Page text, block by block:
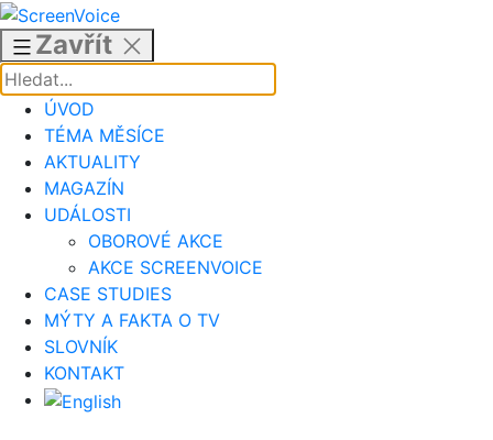
Přejít
obsahu
Zavřít
ÚVOD
TÉMA MĚSÍCE
AKTUALITY
MAGAZÍN
UDÁLOSTI
OBOROVÉ AKCE
AKCE SCREENVOICE
CASE STUDIES
MÝTY A FAKTA O TV
SLOVNÍK
KONTAKT